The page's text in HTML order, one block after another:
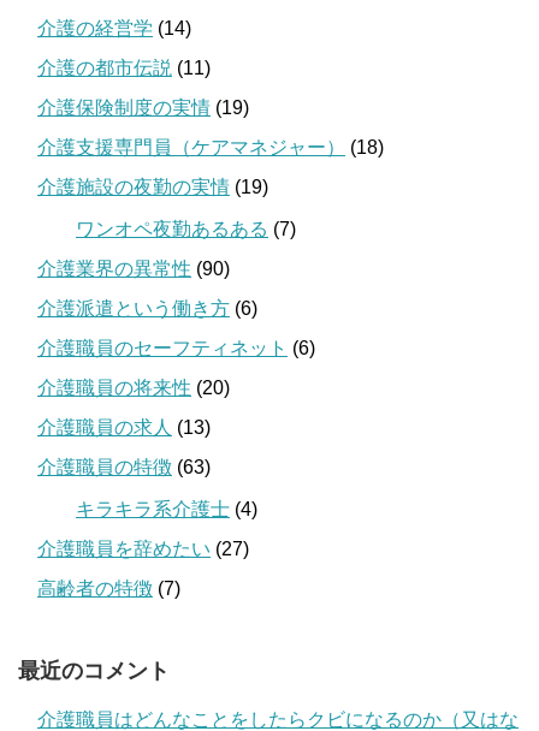
介護の経営学 (14)
介護の都市伝説 (11)
介護保険制度の実情 (19)
介護支援専門員（ケアマネジャー）
(18)
介護施設の夜勤の実情 (19)
ワンオペ夜勤あるある (7)
介護業界の異常性 (90)
介護派遣という働き方 (6)
介護職員のセーフティネット (6)
介護職員の将来性 (20)
介護職員の求人 (13)
介護職員の特徴 (63)
キラキラ系介護士 (4)
介護職員を辞めたい (27)
高齢者の特徴 (7)
最近のコメント
介護職員はどんなことをしたらクビになるのか（又はな